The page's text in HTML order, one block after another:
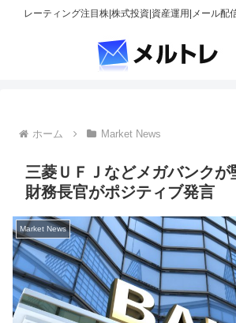
レーティング注目株|株式投資|資産運用|メール配
ホーム Market News
三菱ＵＦＪなどメガバンクが
財務長官がポジティブ発言
Market News